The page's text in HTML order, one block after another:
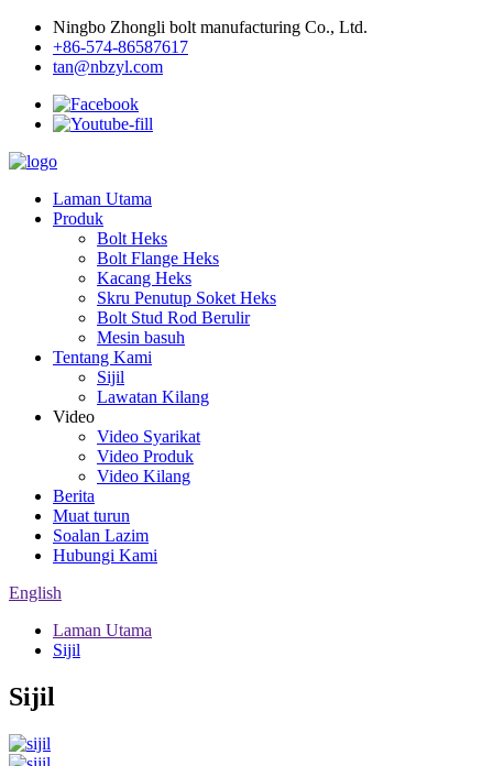
Ningbo Zhongli bolt manufacturing Co., Ltd.
+86-574-86587617
tan@nbzyl.com
Laman Utama
Produk
Bolt Heks
Bolt Flange Heks
Kacang Heks
Skru Penutup Soket Heks
Bolt Stud Rod Berulir
Mesin basuh
Tentang Kami
Sijil
Lawatan Kilang
Video
Video Syarikat
Video Produk
Video Kilang
Berita
Muat turun
Soalan Lazim
Hubungi Kami
English
Laman Utama
Sijil
Sijil